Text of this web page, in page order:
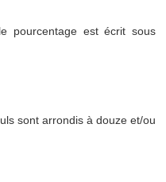
pourcentage est écrit sous
sont arrondis à douze et/ou